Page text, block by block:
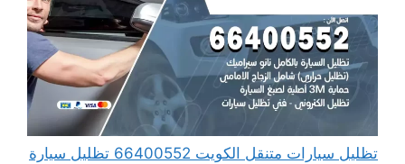
تظليل سيارات متنقل الكويت 66400552 تظليل سيارة